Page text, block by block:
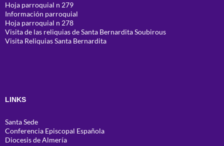
Hoja parroquial n 279
Información parroquial
Hoja parroquial n 278
Visita de las reliquias de Santa Bernardita Soubirous
Visita Reliquias Santa Bernardita
LINKS
Santa Sede
Conferencia Episcopal Española
Diocesis de Almería